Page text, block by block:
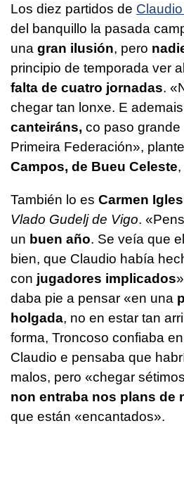
Los diez partidos de
del banquillo la pasada
una gran ilusión, pero
principio de temporada ver
falta de cuatro jornadas.
chegar tan lonxe. E
canteiráns, co paso
Primeira Federación»,
Campos, de Bueu Celeste
También lo es Carmen
Vlado Gudelj de Vigo.
un buen año. Se veía que
bien, que Claudio había
con jugadores implicados
daba pie a pensar «en una
holgada, no en estar tan
forma, Troncoso confiaba
Claudio e pensaba que
malos, pero «chegar
non entraba nos plans de
que están «encantados».